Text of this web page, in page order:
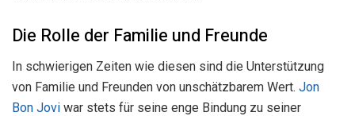
Die Rolle der Familie und Freunde
In schwierigen Zeiten wie diesen sind die Unterstützung
von Familie und Freunden von unschätzbarem Wert. Jon
Bon Jovi war stets für seine enge Bindung zu seiner